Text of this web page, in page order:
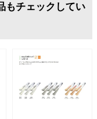
もチェックしてい